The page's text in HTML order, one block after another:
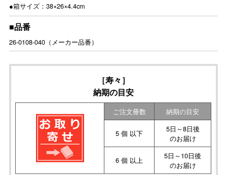
●箱サイズ：38×26×4.4cm
■品番
26-0108-040（メーカー品番）
［寿々］
納期の目安
ご注文冊数 納期の目安
5 個 以下
5日～8日後
のお届け
6 個 以上
5日～10日後
のお届け